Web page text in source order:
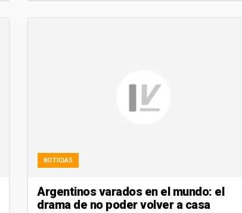
NOTICIAS
Argentinos varados en el mundo: el
drama de no poder volver a casa